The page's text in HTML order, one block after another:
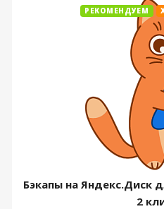
РЕКОМЕНДУЕМ
Бэкапы на Яндекс.Диск
2